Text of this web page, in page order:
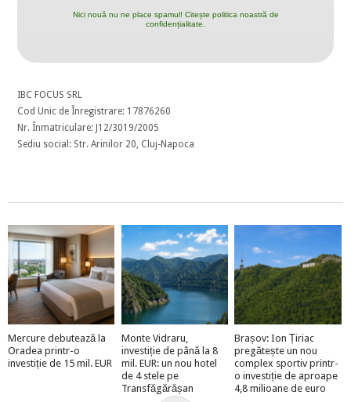
Nici nouă nu ne place spamul! Citește politica noastră de
confidențialitate.
IBC FOCUS SRL
Cod Unic de Înregistrare: 17876260
Nr. Înmatriculare: J12/3019/2005
Sediu social: Str. Arinilor 20, Cluj-Napoca
Mercure debutează la
Oradea printr-o
investiție de 15 mil. EUR
Monte Vidraru,
investiție de până la 8
mil. EUR: un nou hotel
de 4 stele pe
Transfăgărășan
Brașov: Ion Țiriac
pregătește un nou
complex sportiv printr-
o investiție de aproape
4,8 milioane de euro